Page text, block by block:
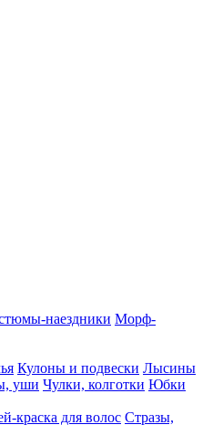
наездники Морф-
Кулоны и подвески Лысины
уши Чулки, колготки Юбки
краска для волос Стразы,